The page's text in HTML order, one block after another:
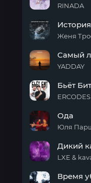
зимой
RINADA
плавит
лёд
Женя
лучший
день
Самый
YADDAY
Бит
Бьёт Бит
Ода
Юля
кайф
Дикий
LXE &
Время